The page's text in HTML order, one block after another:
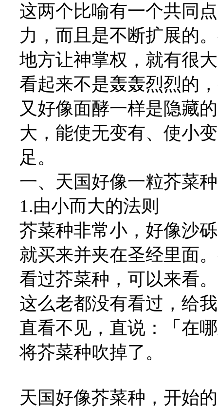
这两个比喻有一个共同
力，而且是不断扩展的
地方让神掌权，就有很
看起来不是轰轰烈烈的
又好像面酵一样是隐藏
大，能使无变有、使小
足。
一、天国好像一粒芥菜种
1.由小而大的法则
芥菜种非常小，好像沙
就买来并夹在圣经里面
看过芥菜种，可以来看
这么老都没有看过，给
直看不见，直说：「在
将芥菜种吹掉了。
天国好像芥菜种，开始